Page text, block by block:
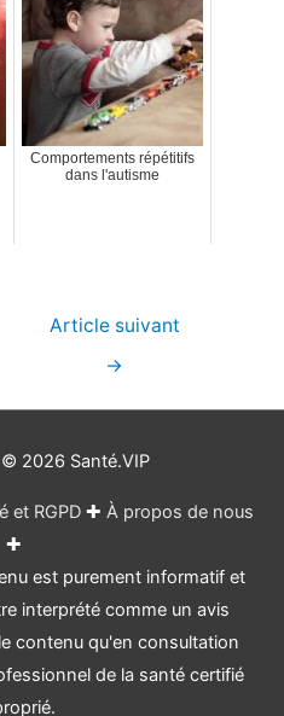
Comportements répétitifs
dans l'autisme
Article suivant
→
© 2026 Santé.VIP
et RGPD✚ À propos de nous
✚
est purement informatif et
interprété comme un avis
contenu qu'en consultation
de la santé certifié